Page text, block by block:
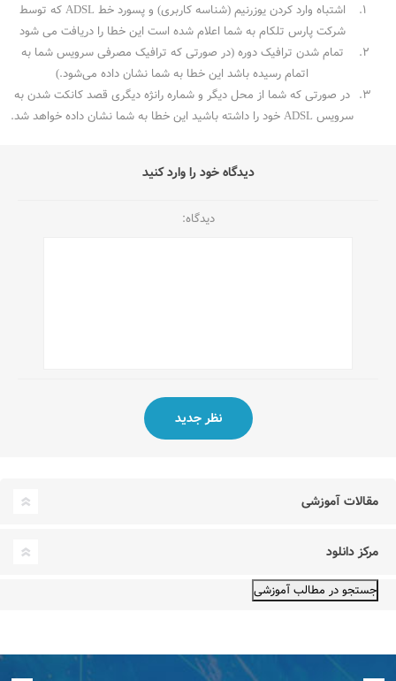
اشتباه وارد کردن یوزرنیم (شناسه کاربری) و پسورد خط ADSL که توسط
شرکت پارس تلکام به شما اعلام شده است این خطا را دریافت می شود
تمام شدن ترافیک دوره (در صورتی که ترافیک مصرفی سرویس شما به
اتمام رسیده باشد این خطا به شما نشان داده می‌شود.)
در صورتی که شما از محل دیگر و شماره رانژه دیگری قصد کانکت شدن به
سرویس ADSL خود را داشته باشید این خطا به شما نشان داده خواهد شد.
دیدگاه خود را وارد کنید
دیدگاه:
مقالات آموزشی
مرکز دانلود